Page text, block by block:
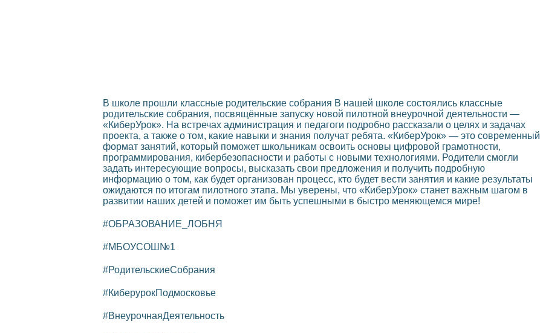
В школе прошли классные родительские собрания В нашей школе состоялись классные
родительские собрания, посвящённые запуску новой пилотной внеурочной деятельности —
«КиберУрок». На встречах администрация и педагоги подробно рассказали о целях и задачах
проекта, а также о том, какие навыки и знания получат ребята. «КиберУрок» — это современный
формат занятий, который поможет школьникам освоить основы цифровой грамотности,
программирования, кибербезопасности и работы с новыми технологиями. Родители смогли
задать интересующие вопросы, высказать свои предложения и получить подробную
информацию о том, как будет организован процесс, кто будет вести занятия и какие результаты
ожидаются по итогам пилотного этапа. Мы уверены, что «КиберУрок» станет важным шагом в
развитии наших детей и поможет им быть успешными в быстро меняющемся мире!
#ОБРАЗОВАНИЕ_ЛОБНЯ
#МБОУСОШ№1
#РодительскиеСобрания
#КиберурокПодмосковье
#ВнеурочнаяДеятельность